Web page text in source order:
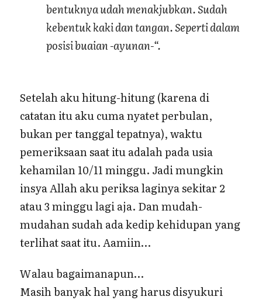
bentuknya udah menakjubkan. Sudah
kebentuk kaki dan tangan. Seperti dalam
posisi buaian -ayunan-“.
Setelah aku hitung-hitung (karena di
catatan itu aku cuma nyatet perbulan,
bukan per tanggal tepatnya), waktu
pemeriksaan saat itu adalah pada usia
kehamilan 10/11 minggu. Jadi mungkin
insya Allah aku periksa laginya sekitar 2
atau 3 minggu lagi aja. Dan mudah-
mudahan sudah ada kedip kehidupan yang
terlihat saat itu. Aamiin…
Walau bagaimanapun…
Masih banyak hal yang harus disyukuri